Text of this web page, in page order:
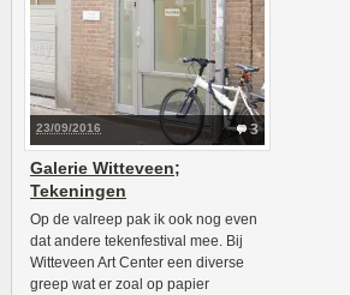
3
23/09/2016
Galerie Witteveen;
Tekeningen
Op de valreep pak ik ook nog even
dat andere tekenfestival mee. Bij
Witteveen Art Center een diverse
greep wat er zoal op papier